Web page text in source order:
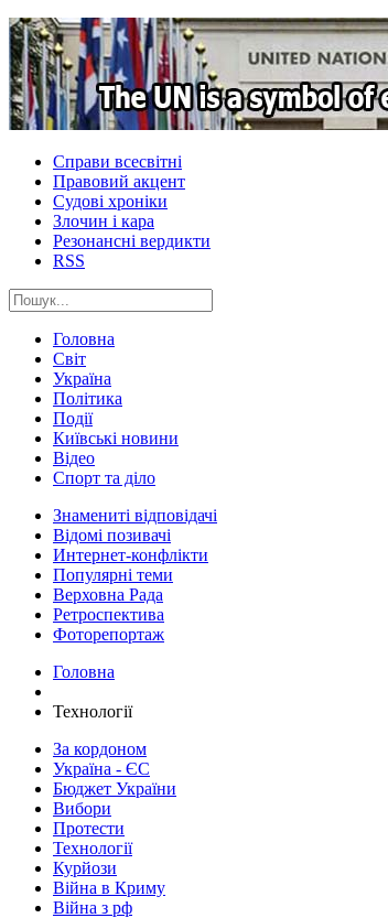
Справи всесвітні
Правовий акцент
Судові хроніки
Злочин і кара
Резонансні вердикти
RSS
Головна
Світ
Україна
Політика
Події
Київські новини
Відео
Спорт та діло
Знамениті відповідачі
Відомі позивачі
Интернет-конфлікти
Популярні теми
Верховна Рада
Ретроспектива
Фоторепортаж
Головна
Технології
За кордоном
Україна - ЄС
Бюджет України
Вибори
Протести
Технології
Курйози
Війна в Криму
Війна з рф